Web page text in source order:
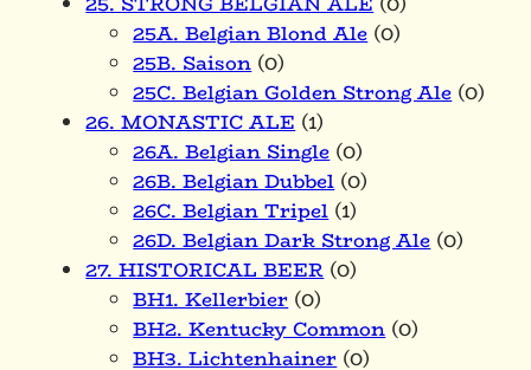
25A. Belgian Blond Ale(0)
25B. Saison(0)
25C. Belgian Golden Strong Ale(0)
26. MONASTIC ALE(1)
26A. Belgian Single(0)
26B. Belgian Dubbel(0)
26C. Belgian Tripel(1)
26D. Belgian Dark Strong Ale(0)
27. HISTORICAL BEER(0)
BH1. Kellerbier(0)
BH2. Kentucky Common(0)
BH3. Lichtenhainer(0)